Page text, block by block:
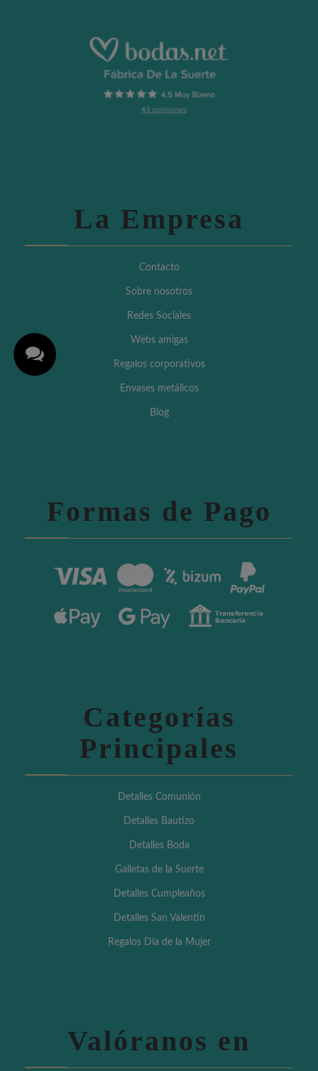
La Empresa
Contacto
Sobre nosotros
Redes Sociales
Webs amigas
Regalos corporativos
Envases metálicos
Blog
Formas de Pago
Categorías
Principales
Detalles Comunión
Detalles Bautizo
Detalles Boda
Galletas de la Suerte
Detalles Cumpleaños
Detalles San Valentín
Regalos Día de la Mujer
Valóranos en